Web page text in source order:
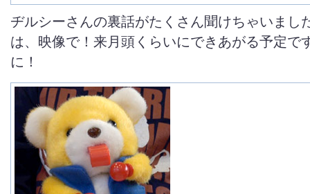
ヂルシーさんの裏話がたくさん聞けちゃいまし
は、映像で！来月頭くらいにできあがる予定で
に！